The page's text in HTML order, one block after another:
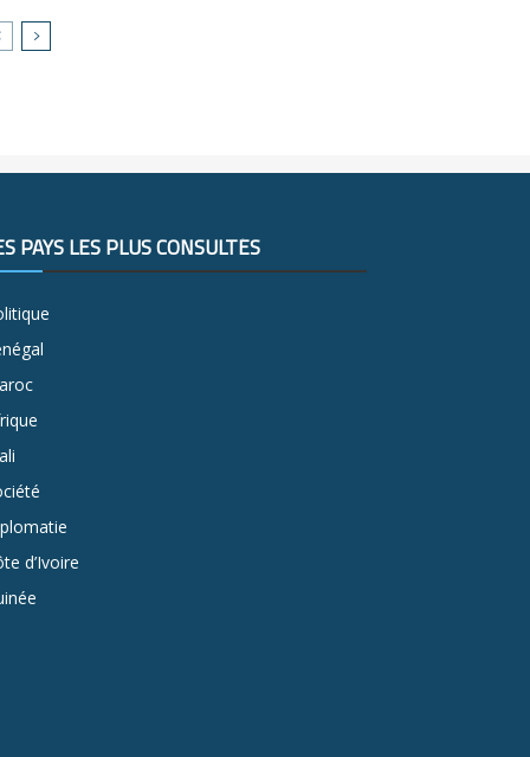
PAYS LES PLUS CONSULTÉS
d’Ivoire